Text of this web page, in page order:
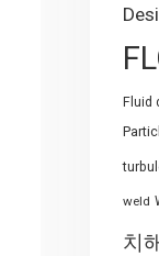
Fluid
weld
치